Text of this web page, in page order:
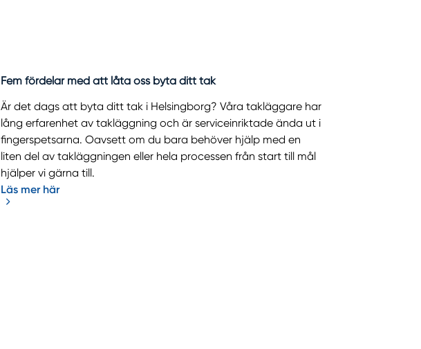
Fem fördelar med att låta oss byta ditt tak
Är det dags att byta ditt tak i Helsingborg? Våra takläggare har
lång erfarenhet av takläggning och är serviceinriktade ända ut i
fingerspetsarna. Oavsett om du bara behöver hjälp med en
liten del av takläggningen eller hela processen från start till mål
hjälper vi gärna till.
Läs mer här